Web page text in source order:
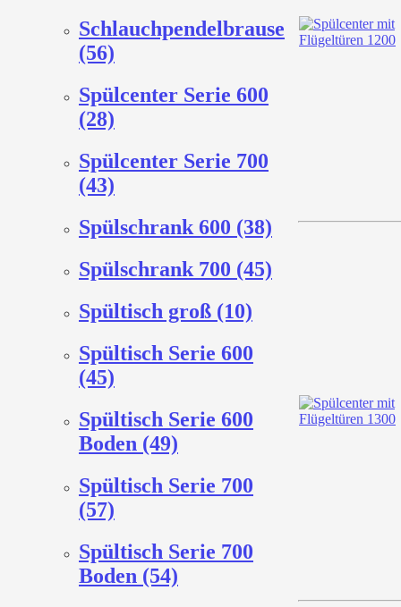
Schlauchpendelbrause
(56)
Spülcenter Serie 600
(28)
Spülcenter Serie 700
(43)
Spülschrank 600 (38)
Spülschrank 700 (45)
Spültisch groß (10)
Spültisch Serie 600
(45)
Spültisch Serie 600
Boden (49)
Spültisch Serie 700
(57)
Spültisch Serie 700
Boden (54)